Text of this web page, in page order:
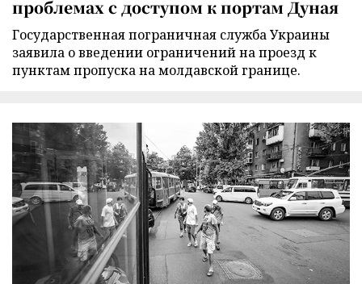
проблемах с доступом к портам Дуная
Государственная пограничная служба Украины
заявила о введении ограничений на проезд к
пунктам пропуска на молдавской границе.